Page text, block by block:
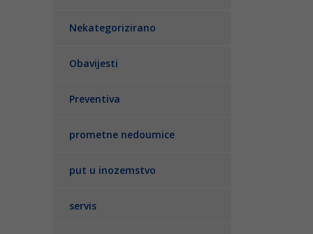
Nekategorizirano
Obavijesti
Preventiva
prometne nedoumice
put u inozemstvo
servis